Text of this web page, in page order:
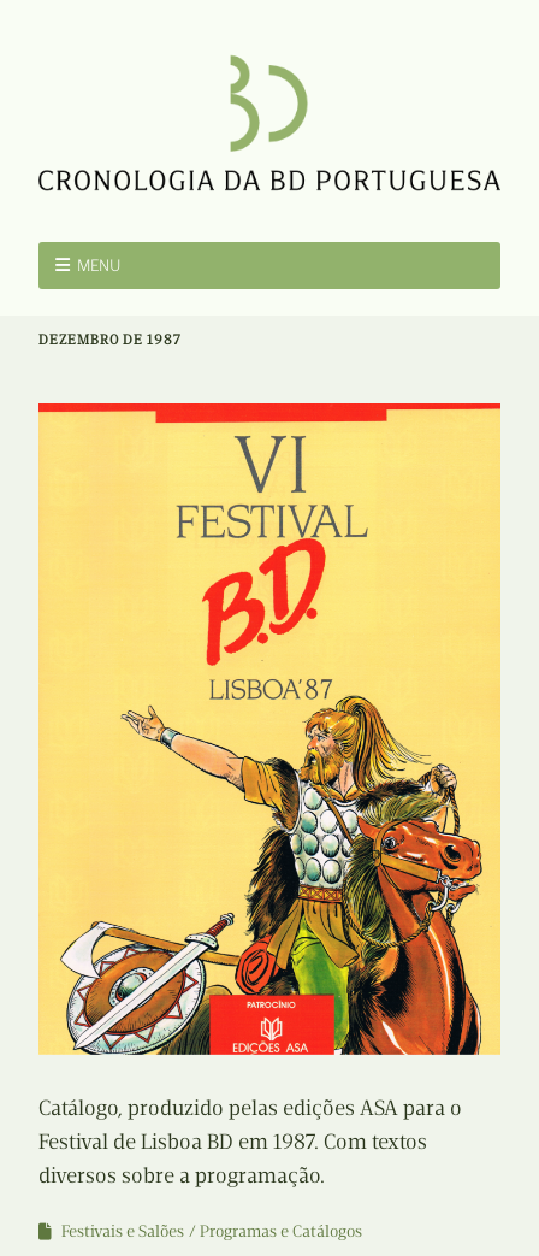
MENU
DEZEMBRO DE 1987
Catálogo, produzido pelas edições ASA para o
Festival de Lisboa BD em 1987. Com textos
diversos sobre a programação.
Festivais e Salões
Programas e Catálogos